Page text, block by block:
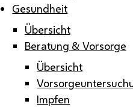
Gesundheit
Übersicht
Beratung & Vorsorge
Übersicht
Impfen